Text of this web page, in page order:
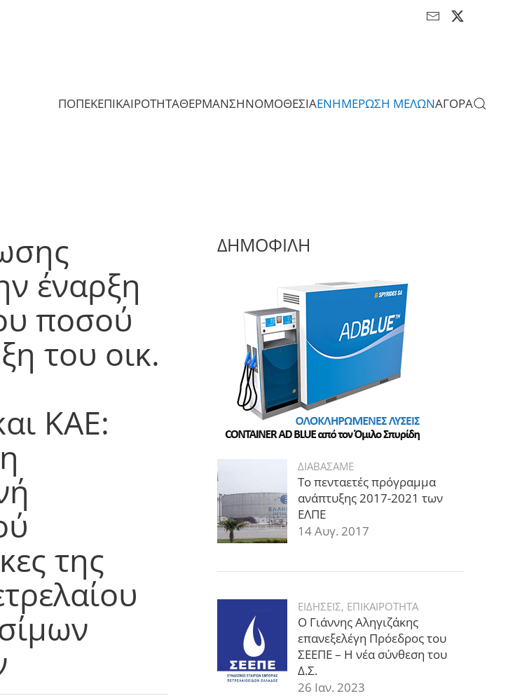
ΠΟΠΕΚΕΠΙΚΑΙΡΟΤΗΤΑΘΕΡΜΑΝΣΗΝΟΜΟΘΕΣΙΑΕΝΗΜΕΡΩΣΗ ΜΕΛΩΝΑΓΟΡΑ
έναρξη
ποσού
του οικ.
ΚΑΕ:
της
ΔΗΜΟΦΙΛΗ
ΔΙΑΒΑΣΑΜΕ
Το πενταετές πρόγραμμα
ανάπτυξης 2017-2021 των
ΕΛΠΕ
14 Αυγ. 2017
ΕΙΔΗΣΕΙΣ, ΕΠΙΚΑΙΡΟΤΗΤΑ
Ο Γιάννης Αληγιζάκης
επανεξελέγη Πρόεδρος του
ΣΕΕΠΕ – Η νέα σύνθεση του
Δ.Σ.
26 Ιαν. 2023